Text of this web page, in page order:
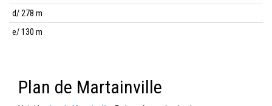
d/ 278 m
e/ 130 m
Plan de Martainville